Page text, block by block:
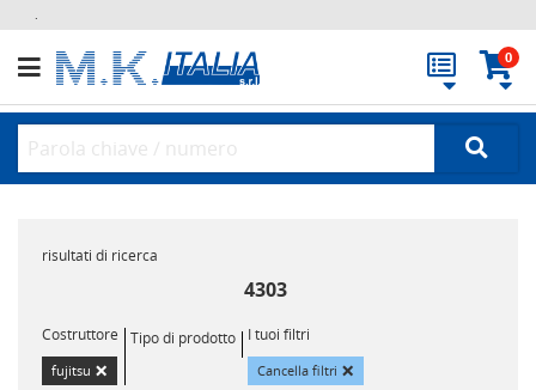
.
0
risultati di ricerca
4303
Costruttore
fujitsu ×
Tipo di prodotto I tuoi filtri
Cancella filtri ×